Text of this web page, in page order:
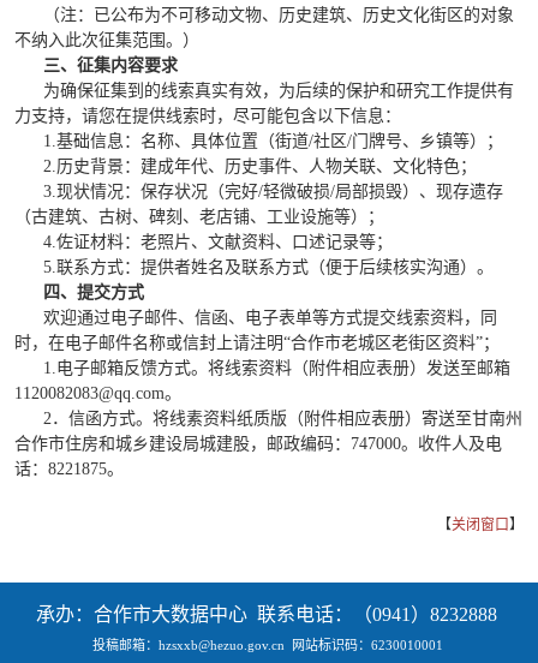
（注：已公布为不可移动文物、历史建筑、历史文化街区的对象
不纳入此次征集范围。）
三、征集内容要求
为确保征集到的线索真实有效，为后续的保护和研究工作提供有
力支持，请您在提供线索时，尽可能包含以下信息：
1.基础信息：名称、具体位置（街道/社区/门牌号、乡镇等）；
2.历史背景：建成年代、历史事件、人物关联、文化特色；
3.现状情况：保存状况（完好/轻微破损/局部损毁）、现存遗存
（古建筑、古树、碑刻、老店铺、工业设施等）；
4.佐证材料：老照片、文献资料、口述记录等；
5.联系方式：提供者姓名及联系方式（便于后续核实沟通）。
四、提交方式
欢迎通过电子邮件、信函、电子表单等方式提交线索资料，同
时，在电子邮件名称或信封上请注明“合作市老城区老街区资料”；
1.电子邮箱反馈方式。将线索资料（附件相应表册）发送至邮箱
1120082083@qq.com。
2．信函方式。将线素资料纸质版（附件相应表册）寄送至甘南州
合作市住房和城乡建设局城建股，邮政编码：747000。收件人及电
话：8221875。
【关闭窗口】
承办：合作市大数据中心 联系电话：（0941）8232888
投稿邮箱：hzsxxb@hezuo.gov.cn 网站标识码：6230010001